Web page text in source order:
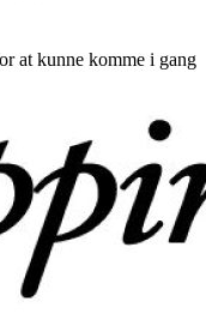
at kunne komme i gang